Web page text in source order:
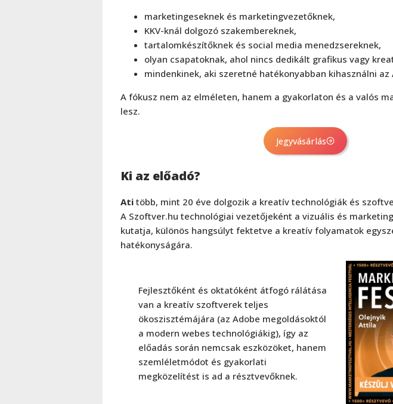
marketingeseknek és marketingvezetőknek,
KKV-knál dolgozó szakembereknek,
tartalomkészítőknek és social media menedzsereknek,
olyan csapatoknak, ahol nincs dedikált grafikus vagy
mindenkinek, aki szeretné hatékonyabban kihasználni
A fókusz nem az elméleten, hanem a gyakorlaton és a valós
lesz.
Jegyvásárlás
Ki az előadó?
Ati több, mint 20 éve dolgozik a kreatív technológiák és
A Szoftver.hu technológiai vezetőjeként a vizuális és
kutatja, különös hangsúlyt fektetve a kreatív folyamatok
hatékonyságára.
Fejlesztőként és oktatóként átfogó rálátása
van a kreatív szoftverek teljes
ökoszisztémájára (az Adobe megoldásoktól
a modern webes technológiákig), így az
előadás során nemcsak eszközöket, hanem
szemléletmódot és gyakorlati
megközelítést is ad a résztvevőknek.